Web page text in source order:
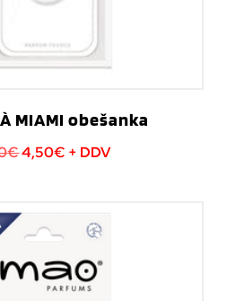
À MIAMI obešanka
€Izvirna
bila:
4,50€ Trenutna
4,50€.
+ DDV